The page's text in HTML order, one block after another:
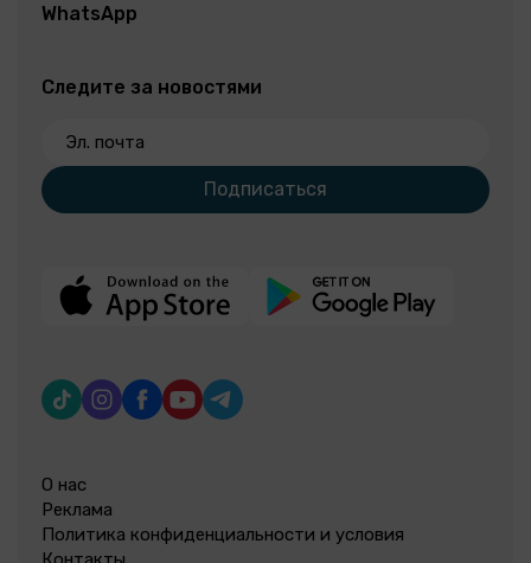
WhatsApp
Следите за новостями
Эл. почта
Подписаться
О нас
Реклама
Политика конфиденциальности и условия